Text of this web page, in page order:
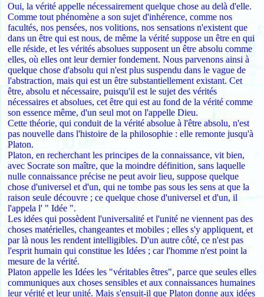
Oui, la vérité appelle nécessairement quelque chose au delà d'elle.
Comme tout phénomène a son sujet d'inhérence, comme nos
facultés, nos pensées, nos volitions, nos sensations n'existent que
dans un être qui est nous, de même la vérité suppose un être en qui
elle réside, et les vérités absolues supposent un être absolu comme
elles, où elles ont leur dernier fondement. Nous parvenons ainsi à
quelque chose d'absolu qui n'est plus suspendu dans le vague de
l'abstraction, mais qui est un être substantiellement existant. Cet
être, absolu et nécessaire, puisqu'il est le sujet des vérités
nécessaires et absolues, cet être qui est au fond de la vérité comme
son essence même, d'un seul mot on l'appelle Dieu.
Cette théorie, qui conduit de la vérité absolue à l'être absolu, n'est
pas nouvelle dans l'histoire de la philosophie : elle remonte jusqu'à
Platon.
Platon, en recherchant les principes de la connaissance, vit bien,
avec Socrate son maître, que la moindre définition, sans laquelle
nulle connaissance précise ne peut avoir lieu, suppose quelque
chose d'universel et d'un, qui ne tombe pas sous les sens at que la
raison seule découvre ; ce quelque chose d'universel et d'un, il
l'appela l' " Idée ".
Les idées qui possèdent l'universalité et l'unité ne viennent pas des
choses matérielles, changeantes et mobiles ; elles s'y appliquent, et
par là nous les rendent intelligibles. D'un autre côté, ce n'est pas
l'esprit humain qui constitue les Idées ; car l'homme n'est point la
mesure de la vérité.
Platon appelle les Idées les "véritables êtres", parce que seules elles
communiques aux choses sensibles et aux connaissances humaines
leur vérité et leur unité. Mais s'ensuit-il que Platon donne aux idées